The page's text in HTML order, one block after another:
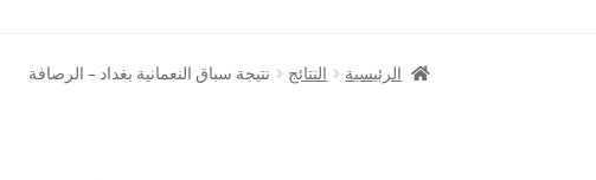
الرئيسية النتائج نتيجة سباق النعمانية بغداد – الرصافة